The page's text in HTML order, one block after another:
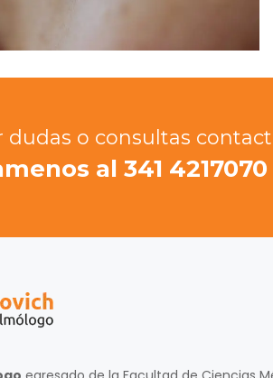
dudas o consultas
al 341